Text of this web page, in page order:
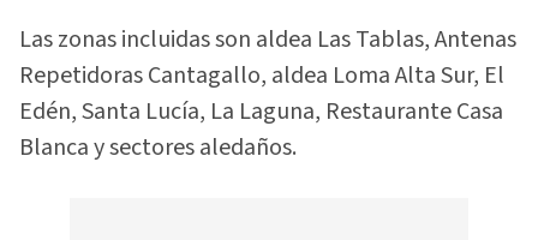
Las zonas incluidas son aldea Las Tablas, Antenas
Repetidoras Cantagallo, aldea Loma Alta Sur, El
Edén, Santa Lucía, La Laguna, Restaurante Casa
Blanca y sectores aledaños.